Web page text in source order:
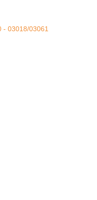
- 03018/03061